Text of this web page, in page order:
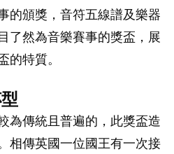
的頒獎，音符五線譜及樂器
了然為音樂賽事的獎盃，展
的特質。
為傳統且普遍的，此獎盃造
相傳英國一位國王有一次接